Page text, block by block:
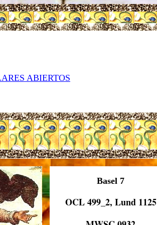
ABIERTOS
Basel 7
OCL 499_2, Lund 1125